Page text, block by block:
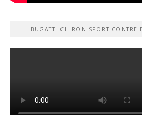
BUGATTI CHIRON SPORT CONTRE